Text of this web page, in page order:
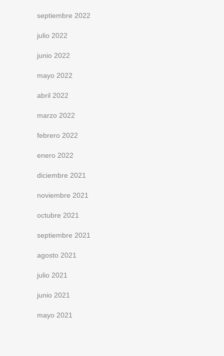
septiembre 2022
julio 2022
junio 2022
mayo 2022
abril 2022
marzo 2022
febrero 2022
enero 2022
diciembre 2021
noviembre 2021
octubre 2021
septiembre 2021
agosto 2021
julio 2021
junio 2021
mayo 2021